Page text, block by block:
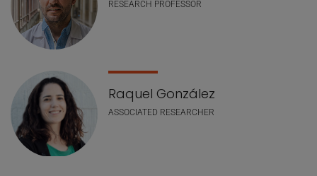
RESEARCH PROFESSOR
Raquel González
ASSOCIATED RESEARCHER